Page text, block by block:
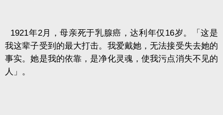
1921年2月，母亲死于乳腺癌，达利年仅 16岁。「这是
我这辈子受到的最大打击。我爱戴她，无法接受失去她的
事实。她是我的依靠，是净化灵魂，使我污点消失不见的
人」。